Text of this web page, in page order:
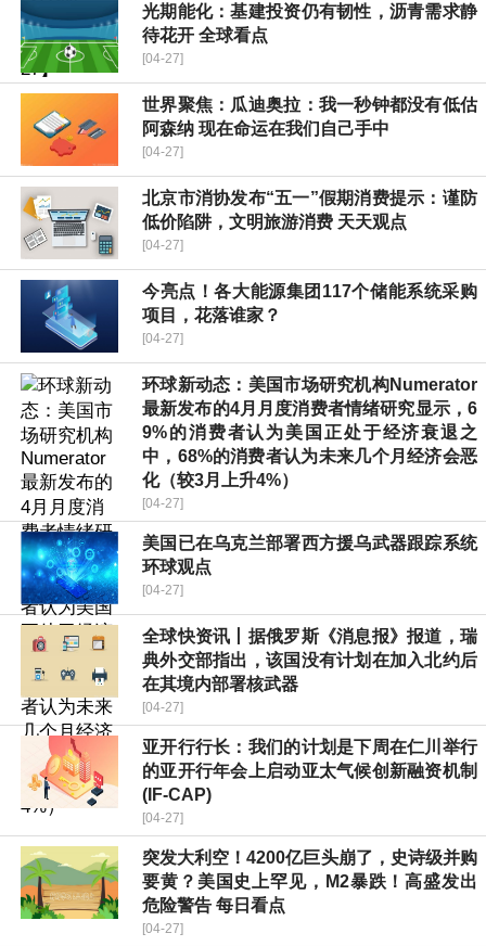
光期能化：基建投资仍有韧性，沥青需求静
待花开 全球看点
[04-27]
世界聚焦：瓜迪奥拉：我一秒钟都没有低估
阿森纳 现在命运在我们自己手中
[04-27]
北京市消协发布“五一”假期消费提示：谨防
低价陷阱，文明旅游消费 天天观点
[04-27]
今亮点！各大能源集团117个储能系统采购
项目，花落谁家？
[04-27]
环球新动态：美国市场研究机构Numerator
最新发布的4月月度消费者情绪研究显示，6
9%的消费者认为美国正处于经济衰退之
中，68%的消费者认为未来几个月经济会恶
化（较3月上升4%）
[04-27]
美国已在乌克兰部署西方援乌武器跟踪系统
环球观点
[04-27]
全球快资讯丨据俄罗斯《消息报》报道，瑞
典外交部指出，该国没有计划在加入北约后
在其境内部署核武器
[04-27]
亚开行行长：我们的计划是下周在仁川举行
的亚开行年会上启动亚太气候创新融资机制
(IF-CAP)
[04-27]
突发大利空！4200亿巨头崩了，史诗级并购
要黄？美国史上罕见，M2暴跌！高盛发出
危险警告 每日看点
[04-27]